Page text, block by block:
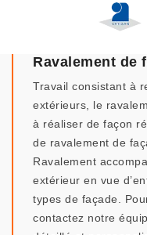
Ravalement de
Travail consistant à
extérieurs, le
à réaliser de façon
de ravalement de
Ravalement
extérieur en vue
types de façade.
contactez notre